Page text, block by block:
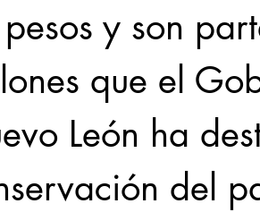
y son
que el
León ha
del